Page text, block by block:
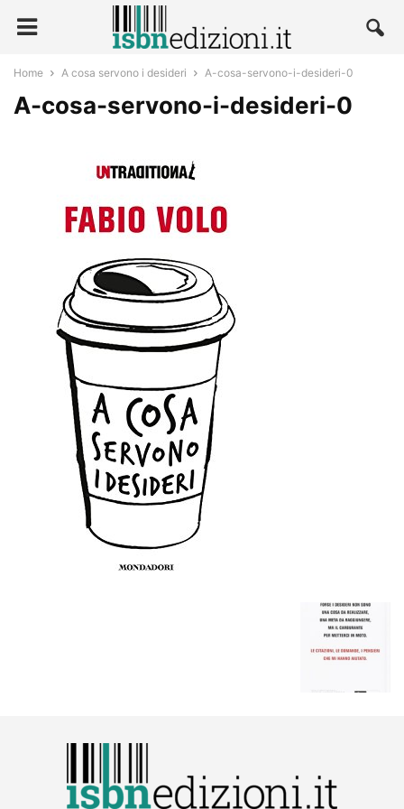
Home A cosa servono i desideri A-cosa-servono-i-desideri-0
A-cosa-servono-i-desideri-0